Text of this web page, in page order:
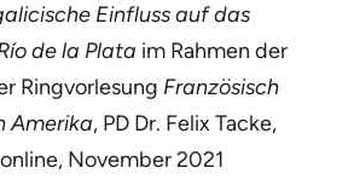
Einfluss auf das
de la Plata im Rahmen der
Ringvorlesung Französisch
Amerika, PD Dr. Felix Tacke,
November 2021